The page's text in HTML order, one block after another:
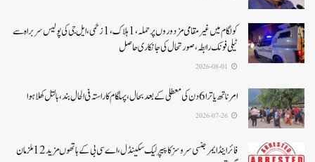
کولگام میں غیر مقامی مزدوروں پر حملہ،1ہلاک،1زخمی،ایل جی کی پولیس سربراہ سے
ٹیلی فونک رابطہ، صورتحال کی جانکاری حاصل
امرناتھ یاترا 6دن کی معطلی کے بعد بحال،پہلگام کا راستہ فی الحال بند، بالتل کھلا ہوا
فائر اینڈ ایمرجنسی سروسز کا پیپر لیک سکینڈل،اے سی بی کے ہاتھوں مزید 12 ملزمان